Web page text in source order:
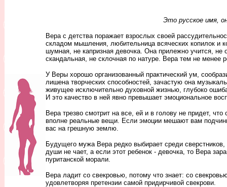
Это русское имя,
Вера с детства поражает взрослых своей
складом мышления, любительница всяческих копилок и
шумная, не капризная девочка. Она прилежно учится, не
скандальная, не склочная по натуре. Вера тем не менее
У Веры хорошо организованный практический ум,
лишена творческих способностей, зачастую она
живущее исключительно духовной жизнью, глубоко
И это качество в ней явно превышает эмоциональное
Вера трезво смотрит на все, ей и в голову не придет,
вполне реальные вещи. Если эмоции мешают вам
вас на грешную землю.
Будущего мужа Вера редко выбирает среди
души не чает, а если этот ребенок - девочка, то Вера
пуританской морали.
Вера ладит со свекровью, потому что знает: со
удовлетворяя претензии самой придирчивой свекрови.